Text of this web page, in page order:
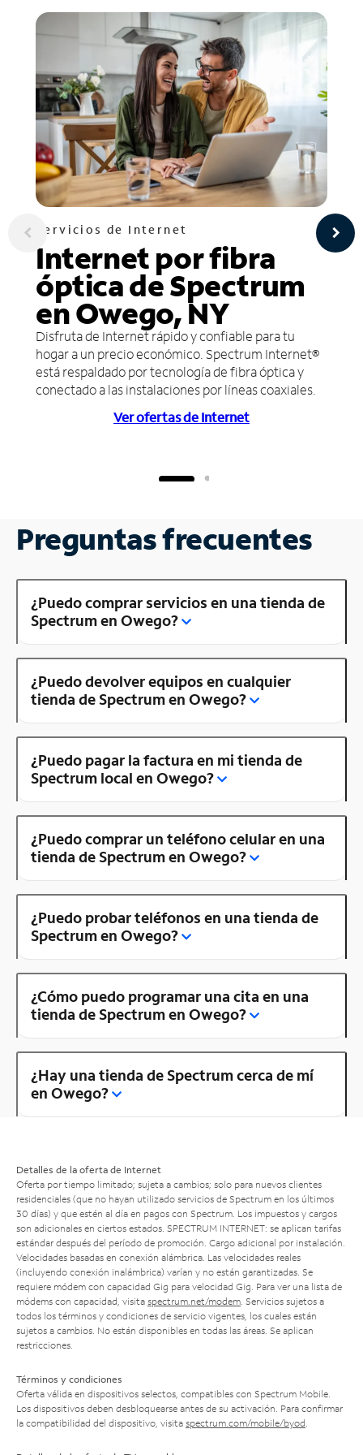
Servicios de Internet
Internet por fibra
óptica de Spectrum
en Owego, NY
Disfruta de Internet rápido y confiable para tu
hogar a un precio económico. Spectrum Internet®
está respaldado por tecnología de fibra óptica y
conectado a las instalaciones por líneas coaxiales.
Ver ofertas de Internet
Preguntas frecuentes
¿Puedo comprar servicios en una tienda de
Spectrum en Owego?
¿Puedo devolver equipos en cualquier
tienda de Spectrum en Owego?
¿Puedo pagar la factura en mi tienda de
Spectrum local en Owego?
¿Puedo comprar un teléfono celular en una
tienda de Spectrum en Owego?
¿Puedo probar teléfonos en una tienda de
Spectrum en Owego?
¿Cómo puedo programar una cita en una
tienda de Spectrum en Owego?
¿Hay una tienda de Spectrum cerca de mí
en Owego?
Detalles de la oferta de Internet
Oferta por tiempo limitado; sujeta a cambios; solo para nuevos clientes
residenciales (que no hayan utilizado servicios de Spectrum en los últimos
30 días) y que estén al día en pagos con Spectrum. Los impuestos y cargos
son adicionales en ciertos estados. SPECTRUM INTERNET: se aplican tarifas
estándar después del período de promoción. Cargo adicional por instalación.
Velocidades basadas en conexión alámbrica. Las velocidades reales
(incluyendo conexión inalámbrica) varían y no están garantizadas. Se
requiere módem con capacidad Gig para velocidad Gig. Para ver una lista de
módems con capacidad, visita spectrum.net/modem . Servicios sujetos a
todos los términos y condiciones de servicio vigentes, los cuales están
sujetos a cambios. No están disponibles en todas las áreas. Se aplican
restricciones.
Términos y condiciones
Oferta válida en dispositivos selectos, compatibles con Spectrum Mobile.
Los dispositivos deben desbloquearse antes de su activación. Para confirmar
la compatibilidad del dispositivo, visita spectrum.com/mobile/byod